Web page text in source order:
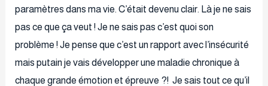
paramètres dans ma vie. C’était devenu clair. Là je ne sais
pas ce que ça veut ! Je ne sais pas c’est quoi son
problème ! Je pense que c’est un rapport avec l’insécurité
mais putain je vais développer une maladie chronique à
chaque grande émotion et épreuve ?! Je sais tout ce qu’il